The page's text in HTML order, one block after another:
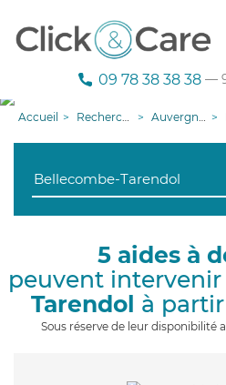
09 78 38 38 38 —
Accueil Recherche aide à domicile Auvergne-Rhône-Alpes
5 aides à
peuvent intervenir
Tarendol à
Sous réserve de leur disponibilité